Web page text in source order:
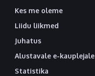
Kes me oleme
Liidu liikmed
Juhatus
Alustavale e-kauplejale
Statistika